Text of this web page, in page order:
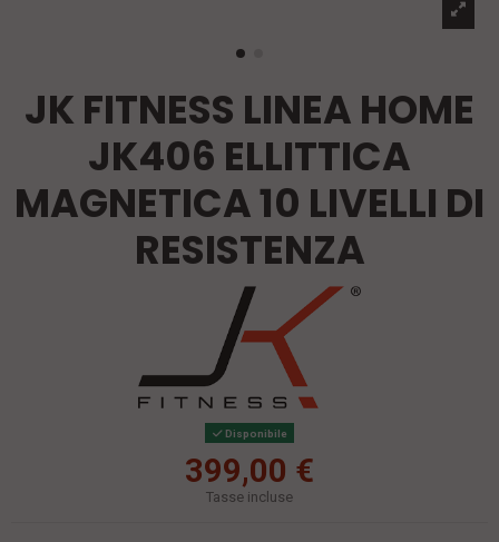
JK FITNESS LINEA HOME
JK406 ELLITTICA
MAGNETICA 10 LIVELLI DI
RESISTENZA
Disponibile
399,00 €
Tasse incluse